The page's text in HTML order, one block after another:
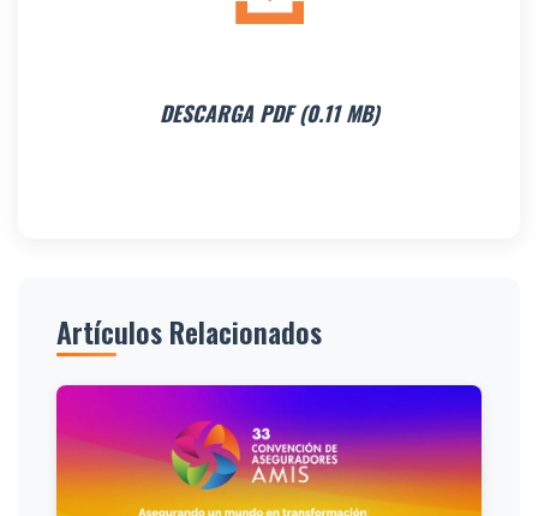
DESCARGA PDF (0.11 MB)
Artículos Relacionados